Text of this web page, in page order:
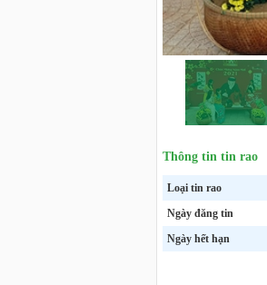
Thông tin tin rao
Loại tin rao
Ngày đăng tin
Ngày hết hạn